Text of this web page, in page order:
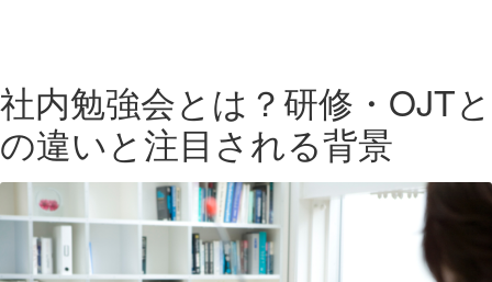
社内勉強会とは？研修・OJTと
の違いと注目される背景